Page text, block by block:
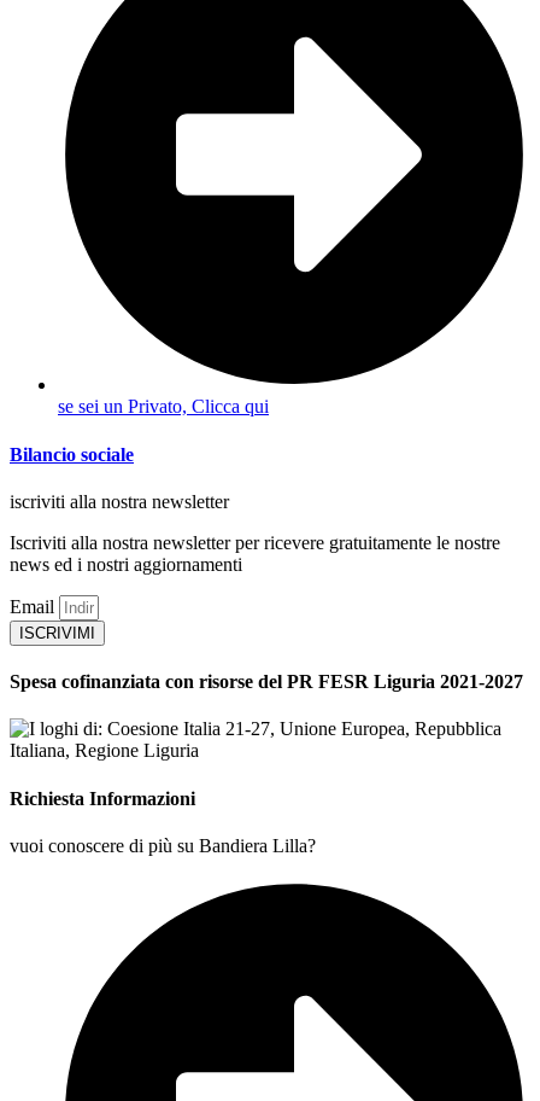
se sei un Privato, Clicca qui
Bilancio sociale
iscriviti alla nostra newsletter
Iscriviti alla nostra newsletter per ricevere gratuitamente le nostre
news ed i nostri aggiornamenti
Email
ISCRIVIMI
Spesa cofinanziata con risorse del PR FESR Liguria 2021-2027
Richiesta Informazioni
vuoi conoscere di più su Bandiera Lilla?